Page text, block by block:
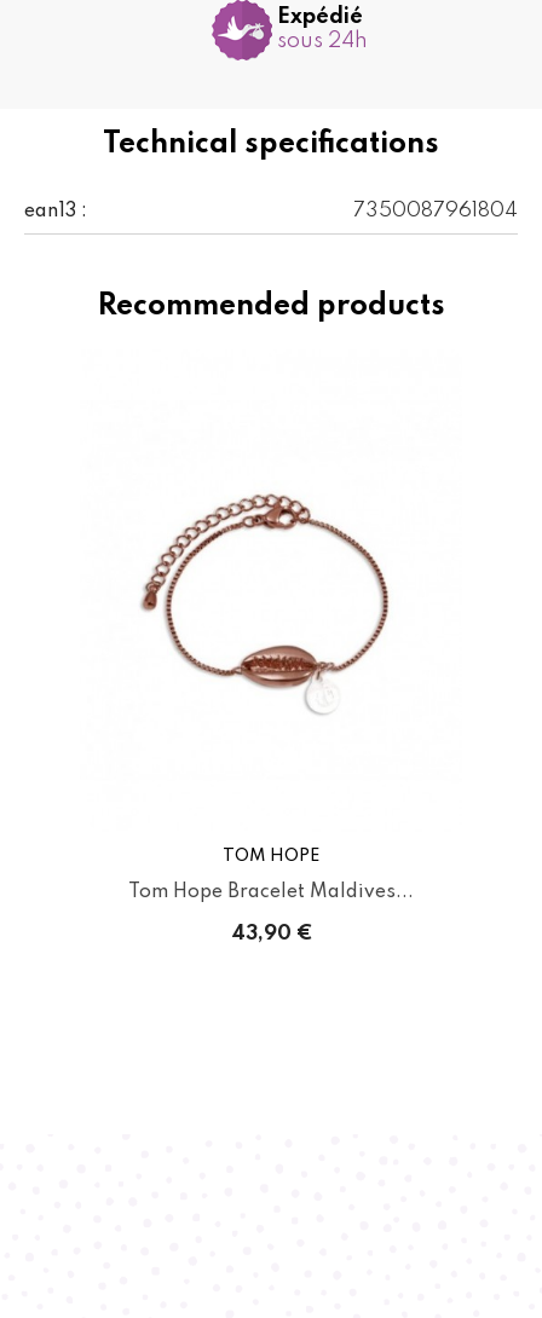
Technical specifications
ean13 : 7350087961804
Expédié
sous 24h
Recommended products
TOM HOPE
Tom Hope Bracelet Maldives...
43,90 €